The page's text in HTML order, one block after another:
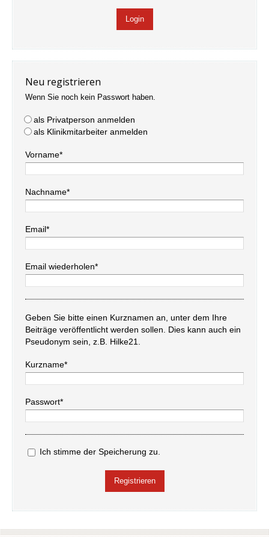
Neu registrieren
Wenn Sie noch kein Passwort haben.
als Privatperson anmelden
als Klinikmitarbeiter anmelden
Vorname*
Nachname*
Email*
Email wiederholen*
Geben Sie bitte einen Kurznamen an, unter dem Ihre
Beiträge veröffentlicht werden sollen. Dies kann auch ein
Pseudonym sein, z.B. Hilke21.
Kurzname*
Passwort*
Ich stimme der Speicherung zu.